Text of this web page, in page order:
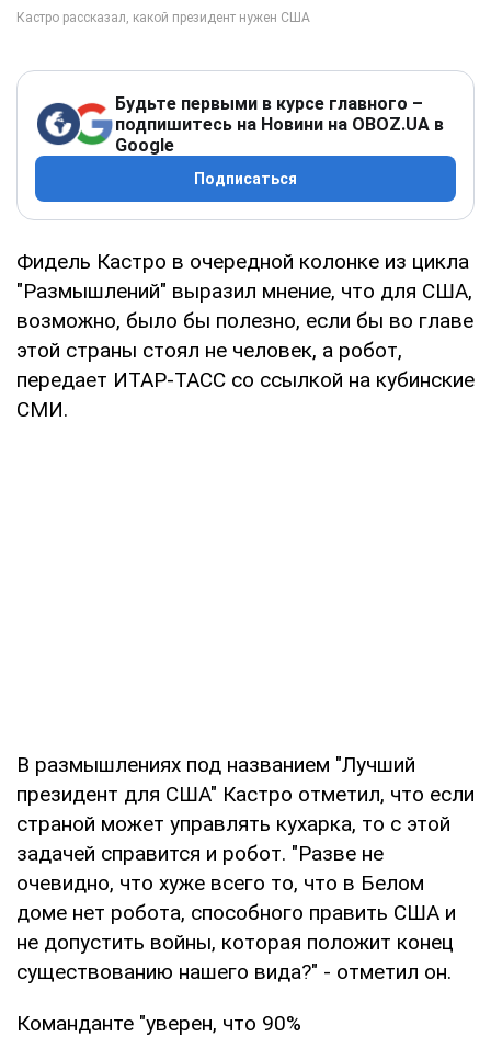
Будьте первыми в курсе главного –
подпишитесь на Новини на OBOZ.UA в
Google
Подписаться
Фидель Кастро в очередной колонке из цикла
"Размышлений" выразил мнение, что для США,
возможно, было бы полезно, если бы во главе
этой страны стоял не человек, а робот,
передает ИТАР-ТАСС со ссылкой на кубинские
СМИ.
В размышлениях под названием "Лучший
президент для США" Кастро отметил, что если
страной может управлять кухарка, то с этой
задачей справится и робот. "Разве не
очевидно, что хуже всего то, что в Белом
доме нет робота, способного править США и
не допустить войны, которая положит конец
существованию нашего вида?" - отметил он.
Команданте "уверен, что 90%